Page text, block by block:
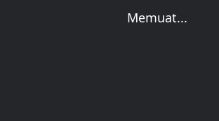
Memuat...